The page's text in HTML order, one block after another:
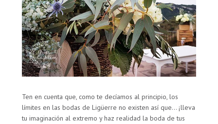
Ten en cuenta que, como te decíamos al principio, los
límites en las bodas de Ligüerre no existen así que… ¡lleva
tu imaginación al extremo y haz realidad la boda de tus